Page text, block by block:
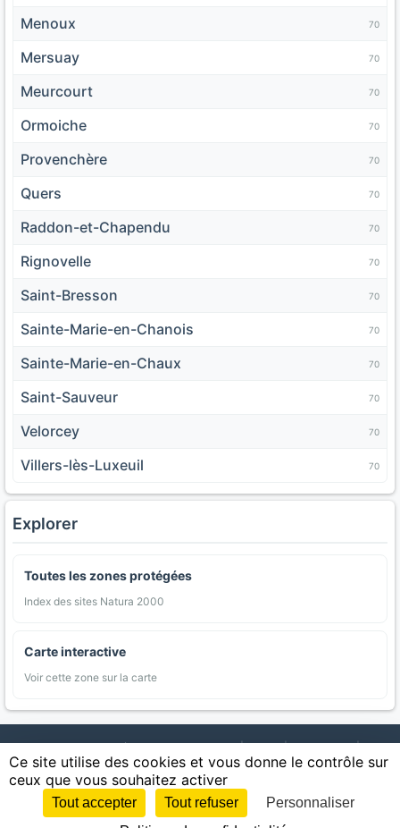
Menoux 70
Mersuay 70
Meurcourt 70
Ormoiche 70
Provenchère 70
Quers 70
Raddon-et-Chapendu 70
Rignovelle 70
Saint-Bresson 70
Sainte-Marie-en-Chanois 70
Sainte-Marie-en-Chaux 70
Saint-Sauveur 70
Velorcey 70
Villers-lès-Luxeuil 70
Explorer
Toutes les zones protégées
Index des sites Natura 2000
Carte interactive
Voir cette zone sur la carte
AgriMap — Données agricoles ouvertes | Carte | Communes |
Appellations | Regions | Cultures | Zones protégées | Forets |
Littoral | Espaces naturels | Statistiques
| Confidentialite | CGU | CGV Cookies
Sources : IGN, INSEE, Météo-France, SAFER, INRAE, BRGM, INAO, Ministère de
Ce site utilise des cookies et vous donne le contrôle sur
ceux que vous souhaitez activer
Tout accepter Tout refuser
Personnaliser